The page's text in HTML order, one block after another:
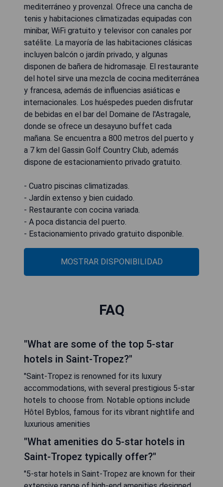
mediterráneo y provenzal. Ofrece una cancha de
tenis y habitaciones climatizadas equipadas con
minibar, WiFi gratuito y televisor con canales por
satélite. La mayoría de las habitaciones clásicas
incluyen balcón o jardín privado, y algunas
disponen de bañera de hidromasaje. El restaurante
del hotel sirve una mezcla de cocina mediterránea
y francesa, además de influencias asiáticas e
internacionales. Los huéspedes pueden disfrutar
de bebidas en el bar del Domaine de l'Astragale,
donde se ofrece un desayuno buffet cada
mañana. Se encuentra a 800 metros del puerto y
a 7 km del Gassin Golf Country Club, además
dispone de estacionamiento privado gratuito.
- Cuatro piscinas climatizadas.
- Jardín extenso y bien cuidado.
- Restaurante con cocina variada.
- A poca distancia del puerto.
- Estacionamiento privado gratuito disponible.
MOSTRAR DISPONIBILIDAD
FAQ
"What are some of the top 5-star
hotels in Saint-Tropez?"
"Saint-Tropez is renowned for its luxury
accommodations, with several prestigious 5-star
hotels to choose from. Notable options include
Hôtel Byblos, famous for its vibrant nightlife and
luxurious amenities
"What amenities do 5-star hotels in
Saint-Tropez typically offer?"
"5-star hotels in Saint-Tropez are known for their